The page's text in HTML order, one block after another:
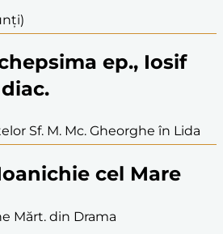
ep., Iosif
Sf. M. Mc. Gheorghe în Lida
cel Mare
Mărt. din Drama